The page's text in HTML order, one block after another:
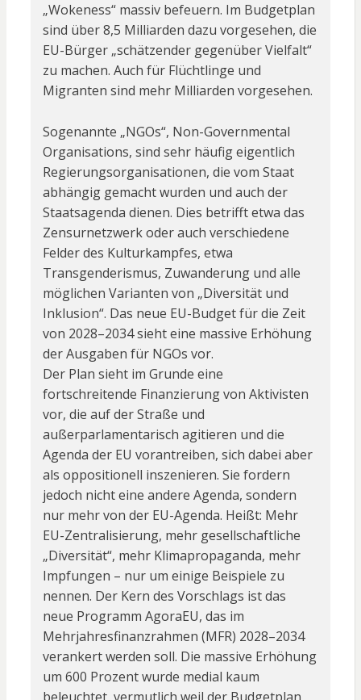
„Wokeness“ massiv befeuern. Im Budgetplan
sind über 8,5 Milliarden dazu vorgesehen, die
EU-Bürger „schätzender gegenüber Vielfalt“
zu machen. Auch für Flüchtlinge und
Migranten sind mehr Milliarden vorgesehen.
Sogenannte „NGOs“, Non-Governmental
Organisations, sind sehr häufig eigentlich
Regierungsorganisationen, die vom Staat
abhängig gemacht wurden und auch der
Staatsagenda dienen. Dies betrifft etwa das
Zensurnetzwerk oder auch verschiedene
Felder des Kulturkampfes, etwa
Transgenderismus, Zuwanderung und alle
möglichen Varianten von „Diversität und
Inklusion“. Das neue EU-Budget für die Zeit
von 2028–2034 sieht eine massive Erhöhung
der Ausgaben für NGOs vor.
Der Plan sieht im Grunde eine
fortschreitende Finanzierung von Aktivisten
vor, die auf der Straße und
außerparlamentarisch agitieren und die
Agenda der EU vorantreiben, sich dabei aber
als oppositionell inszenieren. Sie fordern
jedoch nicht eine andere Agenda, sondern
nur mehr von der EU-Agenda. Heißt: Mehr
EU-Zentralisierung, mehr gesellschaftliche
„Diversität“, mehr Klimapropaganda, mehr
Impfungen – nur um einige Beispiele zu
nennen. Der Kern des Vorschlags ist das
neue Programm AgoraEU, das im
Mehrjahresfinanzrahmen (MFR) 2028–2034
verankert werden soll. Die massive Erhöhung
um 600 Prozent wurde medial kaum